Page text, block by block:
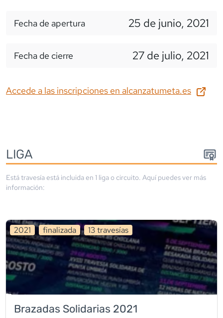
Fecha de apertura 25 de junio, 2021
Fecha de cierre 27 de julio, 2021
Accede a las inscripciones en alcanzatumeta.es
LIGA
Está travesía está incluida en 1 liga o circuito. Aquí puedes ver más
información:
2021 finalizada 13travesías
Brazadas Solidarias 2021